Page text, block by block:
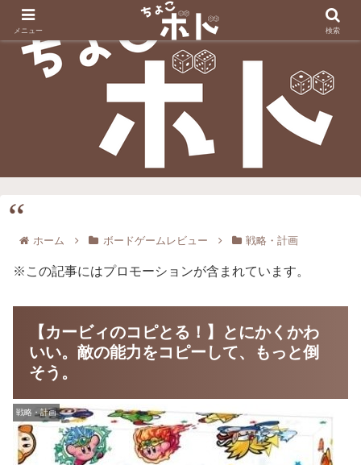
ホーム ボードゲームレビュー 戦略・計画
※この記事にはプロモーションが含まれています。
【カービィのコピとる！】とにかくかわ
いい。敵の能力をコピーして、もっと倒
そう。
戦略・計画
メニュー 検索